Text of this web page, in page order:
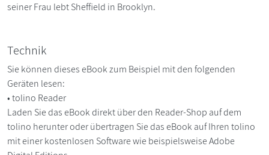
seiner Frau lebt Sheffield in Brooklyn.
Technik
Sie können dieses eBook zum Beispiel mit den folgenden
Geräten lesen:
• tolino Reader
Laden Sie das eBook direkt über den Reader-Shop auf dem
tolino herunter oder übertragen Sie das eBook auf Ihren tolino
mit einer kostenlosen Software wie beispielsweise Adobe